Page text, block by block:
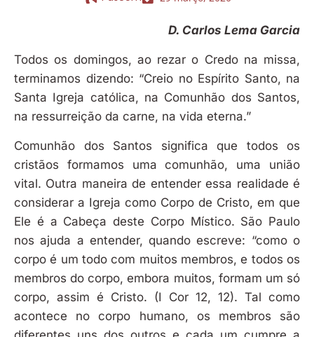
D. Carlos Lema Garcia
Todos os domingos, ao rezar o Credo na missa,
terminamos dizendo: “Creio no Espírito Santo, na
Santa Igreja católica, na Comunhão dos Santos,
na ressurreição da carne, na vida eterna.”
Comunhão dos Santos significa que todos os
cristãos formamos uma comunhão, uma união
vital. Outra maneira de entender essa realidade é
considerar a Igreja como Corpo de Cristo, em que
Ele é a Cabeça deste Corpo Místico. São Paulo
nos ajuda a entender, quando escreve: “como o
corpo é um todo com muitos membros, e todos os
membros do corpo, embora muitos, formam um só
corpo, assim é Cristo. (I Cor 12, 12). Tal como
acontece no corpo humano, os membros são